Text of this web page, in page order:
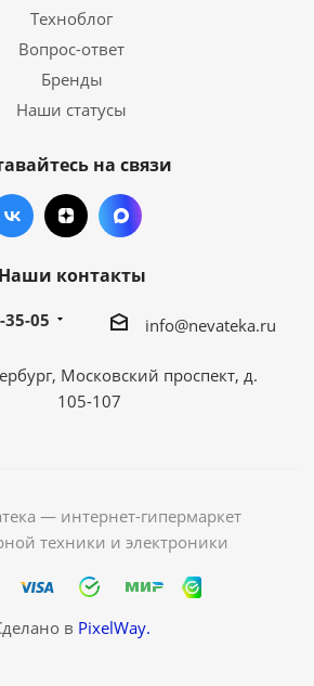
Техноблог
Вопрос-ответ
Бренды
Наши статусы
на связи
Наши контакты
35-05 info@nevateka.ru
Московский проспект, д.
105-107
— интернет-гипермаркет
техники и электроники
в PixelWay.